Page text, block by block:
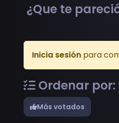
¿Que te
Inicia sesión para
Ordenar por:
Más votados